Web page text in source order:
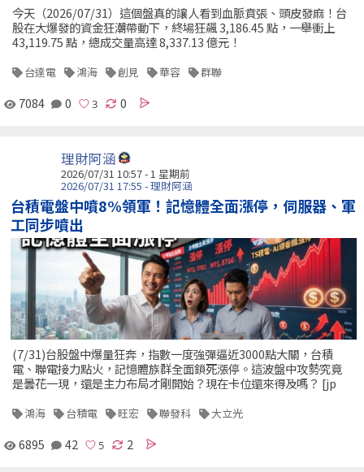
今天（2026/07/31）這個盤真的讓人看到血脈賁張、頭皮發麻！台
股在大爆發的資金狂潮帶動下，終場狂飆 3,186.45 點，一舉衝上
43,119.75 點，總成交量高達 8,337.13 億元！
台達電 鴻海 創見 華容 群聯
7084 0 0
理財阿涵
2026/07/31 10:57 - 1 星期前
2026/07/31 17:55 - 理財阿涵
台積電盤中噴8%領軍！記憶體全面漲停，伺服器、軍
工同步噴出
(7/31)台股盤中爆量狂奔，指數一度強彈逼近3000點大關，台積
電、聯電接力點火，記憶體族群全面鎖死漲停。這波盤中攻勢究竟
是曇花一現，還是主力布局才剛開始？現在卡位還來得及嗎？ [jp
鴻海 台積電 旺宏 聯發科 大立光
6895 42 2